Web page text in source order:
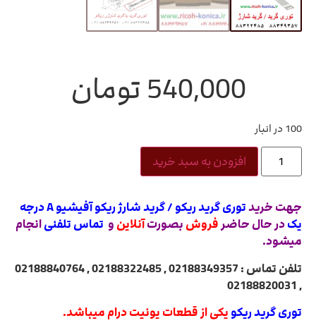
540,000 تومان
100 در انبار
افزودن به سبد خرید
جهت خرید
توری گرید ریکو / گرید شارژ ریکو آفیشیو A درجه
یکدر حال حاضرفروش بصورتآنلاین و تماس تلفنیانجام
میشود.
تلفن تماس : 02188349357 , 02188322485 , 02188840764
, 02188820031
توری گرید ریکو یکی از قطعات یونیت درام میباشد.